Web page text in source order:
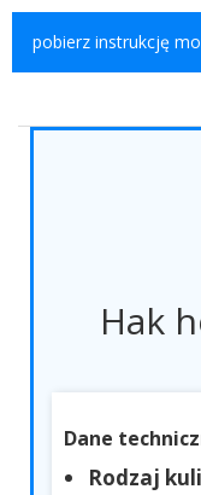
pobierz instrukcję
Hak
Dane
Rodzaj